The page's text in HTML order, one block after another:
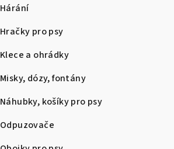
Hárání
Hračky pro psy
Klece a ohrádky
Misky, dózy, fontány
Náhubky, košíky pro psy
Odpuzovače